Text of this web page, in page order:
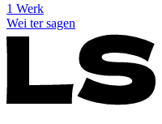
1 Werk
Wei ter sagen